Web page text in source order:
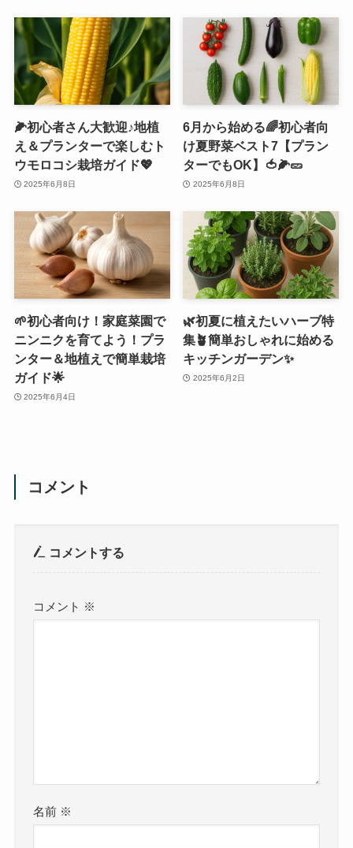
🌽初心者さん大歓迎♪地植
え＆プランターで楽しむト
ウモロコシ栽培ガイド💖
2025年6月8日
6月から始める🌈初心者向
け夏野菜ベスト7【プラン
ターでもOK】🍅🌽🥒
2025年6月8日
🌱初心者向け！家庭菜園で
ニンニクを育てよう！プラ
ンター＆地植えで簡単栽培
ガイド🌟
2025年6月4日
🌿初夏に植えたいハーブ特
集🪴簡単おしゃれに始める
キッチンガーデン✨
2025年6月2日
コメント
コメントする
コメント ※
名前 ※